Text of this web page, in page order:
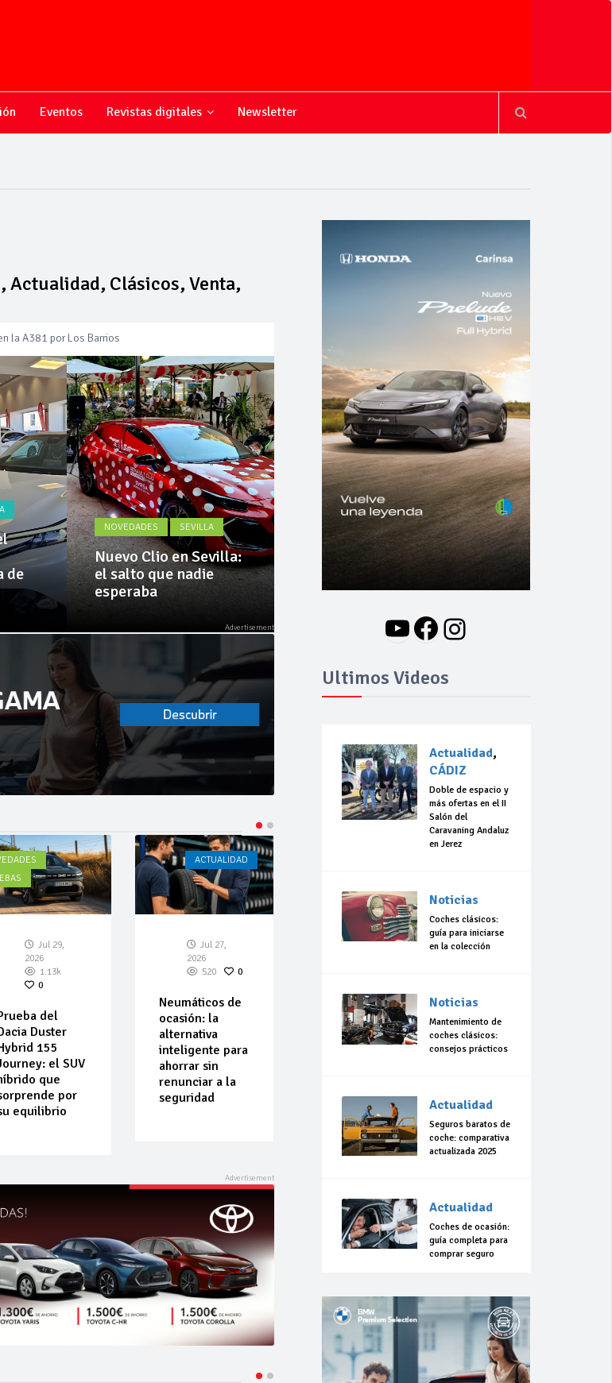
Eventos Revistas digitales Newsletter
en
sobre
el
motor,
Novedades,
Actualidad,
Clásicos,
Venta,
Pruebas,
Entrevistas,
Vídeos
y
mucho
más!
Actualidad, Clásicos, Venta,
la A381 por Los Barrios
de manos de Cadimar
de la 42ª Subida a Vejer
de
NOVEDADES SEVILLA
Nuevo Clio en Sevilla:
el salto que nadie
esperaba
NOVEDADES
Nuevo BMW i3: Y
finalmente el Serie 3
se hizo eléctrico
Jul 29,
2026
1.13k
0
del
Duster
155
el SUV
que
por
equilibrio
ACTUALIDAD
Jul 27,
2026
520
0
Neumáticos de
ocasión: la
alternativa
inteligente para
ahorrar sin
renunciar a la
seguridad
Jul 23,
La 42ª Subida a
Vejer comienza
a perfilarse
con el sueño de
organizar una
carrera en
YouTube
Facebook
Instagram
Ultimos Videos
Actualidad,
CÁDIZ
Doble de espacio y
más ofertas en el II
Salón del
Caravaning Andaluz
en Jerez
Noticias
Coches clásicos:
guía para iniciarse
en la colección
Noticias
Mantenimiento de
coches clásicos:
consejos prácticos
Actualidad
Seguros baratos de
coche: comparativa
actualizada 2025
Actualidad
Coches de ocasión:
guía completa para
comprar seguro